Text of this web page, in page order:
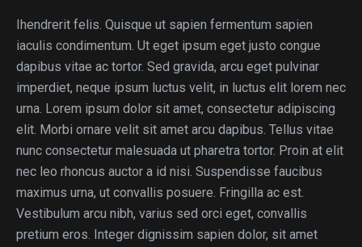
Ihendrerit felis. Quisque ut sapien fermentum sapien
iaculis condimentum. Ut eget ipsum eget justo congue
dapibus vitae ac tortor. Sed gravida, arcu eget pulvinar
imperdiet, neque ipsum luctus velit, in luctus elit lorem nec
urna. Lorem ipsum dolor sit amet, consectetur adipiscing
elit. Morbi ornare velit sit amet arcu dapibus. Tellus vitae
nunc consectetur malesuada ut pharetra tortor. Proin at elit
nec leo rhoncus auctor a id nisi. Suspendisse faucibus
maximus urna, ut convallis posuere. Fringilla ac est.
Vestibulum arcu nibh, varius sed orci eget, convallis
pretium eros. Integer dignissim sapien dolor, sit amet